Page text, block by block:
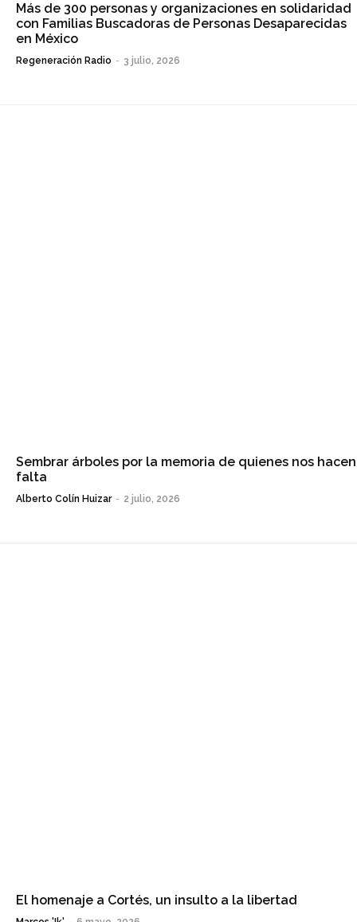
Más de 300 personas y organizaciones en solidaridad
con Familias Buscadoras de Personas Desaparecidas
en México
Regeneración Radio - 3 julio, 2026
Sembrar árboles por la memoria de quienes nos hacen
falta
Alberto Colín Huizar - 2 julio, 2026
El homenaje a Cortés, un insulto a la libertad